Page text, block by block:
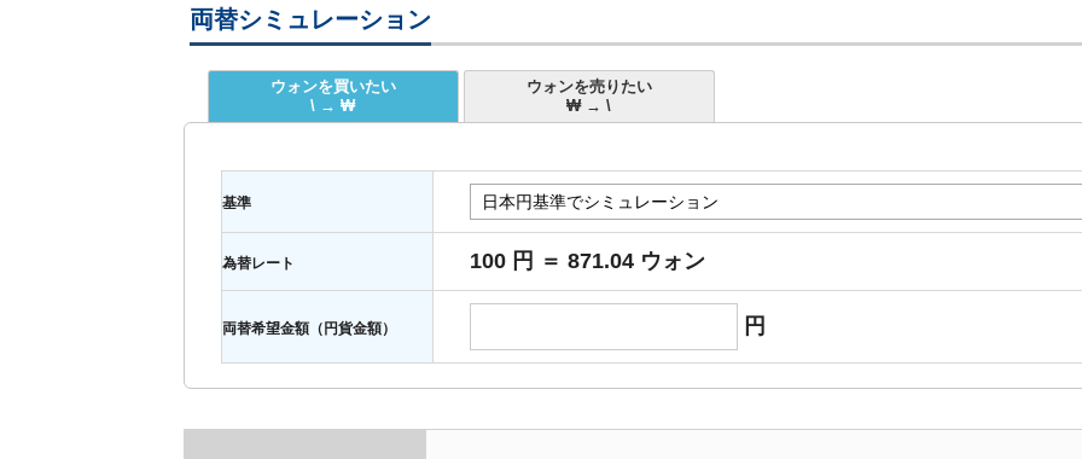
両替シミュレーション
ウォンを買いたい
\ → ₩
ウォンを売りたい
₩ → \
基準
為替レート 100 円 ＝ 871.04 ウォン
両替希望金額（円貨金額） 円